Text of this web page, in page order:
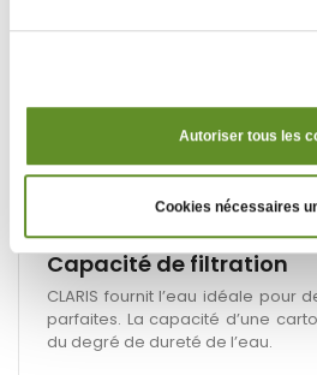
Autoriser tous les
Cookies nécessaires
Capacité de filtration
CLARIS fournit l’eau idéale pour
parfaites. La capacité d’une
du degré de dureté de l’eau.